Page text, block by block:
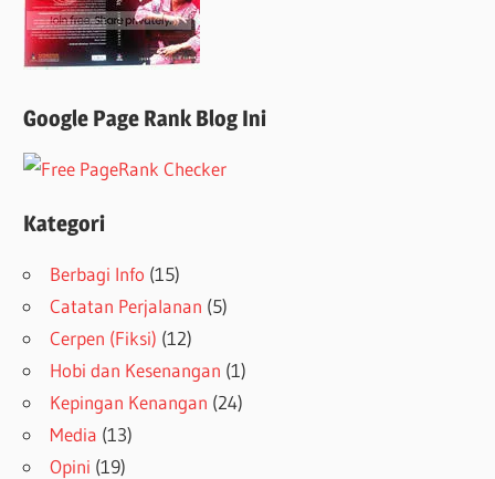
Google Page Rank Blog Ini
Kategori
Berbagi Info (15)
Catatan Perjalanan (5)
Cerpen (Fiksi) (12)
Hobi dan Kesenangan (1)
Kepingan Kenangan (24)
Media (13)
Opini (19)